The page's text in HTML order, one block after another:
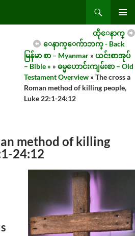
MENU
ထိုေနာက္
ေနာက္ေက်ာဘက္ - Back
မြန်မာ စာ – Myanmar » ယင်းစာအုပ်
– Bible » » ဓမ္မဟောင်းကျမ်းစာ – Old
Testament Overview » The cross a
Roman method of killing people,
Luke 22:1-24:12
method of killing
24:12